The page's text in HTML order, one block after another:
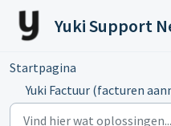
Doorgaan naar hoofdinhoud
Yuki Support
Startpagina
Yuki Factuur (facturen